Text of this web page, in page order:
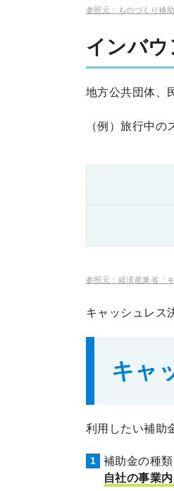
参照元：ものづくり補
インバウ
地方公共団体、
（例）旅行中
参照元：経済産業省「
キャッシュレス
キャ
利用したい補助
補助金の種
自社の事業